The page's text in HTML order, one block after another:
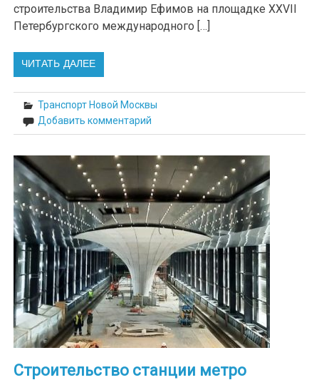
строительства Владимир Ефимов на площадке XXVII
Петербургского международного […]
ЧИТАТЬ ДАЛЕЕ
Транспорт Новой Москвы
Добавить комментарий
Строительство станции метро